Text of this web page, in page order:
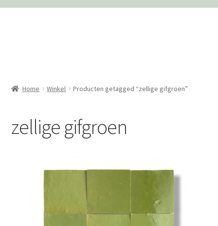
Wandtegels
Mozaïekvellen
Contact
Home Winkel Producten getagged “zellige gifgroen”
zellige gifgroen